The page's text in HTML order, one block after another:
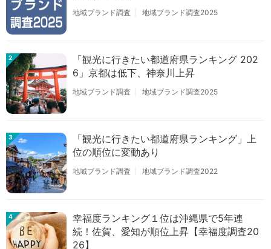
地域ブランド調査 地域ブランド調査2025
2
「観光に行きたい都道府県ランキング 202
6」京都は低下、神奈川上昇
地域ブランド調査 地域ブランド調査2025
3
「観光に行きたい都道府県ランキング」上
位の順位に変動あり
地域ブランド調査 地域ブランド調査2022
4
幸福度ランキング１位は沖縄県で5年連
続！佐賀、愛知が順位上昇【幸福度調査20
26】